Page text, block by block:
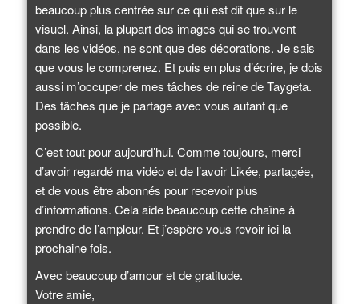
beaucoup plus centrée sur ce qui est dit que sur le
visuel. Ainsi, la plupart des images qui se trouvent
dans les vidéos, ne sont que des décorations. Je sais
que vous le comprenez. Et puis en plus d’écrire, je dois
aussi m’occuper de mes tâches de reine de Taygeta.
Des tâches que je partage avec vous autant que
possible.
C’est tout pour aujourd’hui. Comme toujours, merci
d’avoir regardé ma vidéo et de l’avoir Likée, partagée,
et de vous être abonnés pour recevoir plus
d’informations. Cela aide beaucoup cette chaîne à
prendre de l’ampleur. Et j’espère vous revoir ici la
prochaine fois.
Avec beaucoup d’amour et de gratitude.
Votre amie,